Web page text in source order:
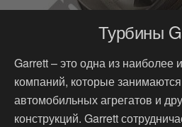
Турбины
Garrett – это одна из
компаний, которые
автомобильных агрегатов и
конструкций. Garrett